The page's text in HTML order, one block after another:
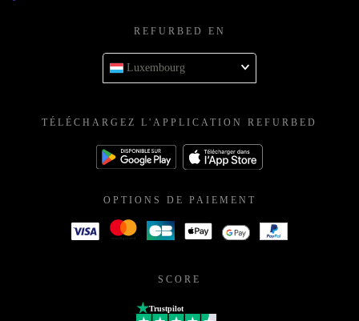
REFURBED EN
Luxembourg
TÉLÉCHARGEZ L'APPLICATION REFURBED
OPTIONS DE PAIEMENT
SCORE
Trustpilot